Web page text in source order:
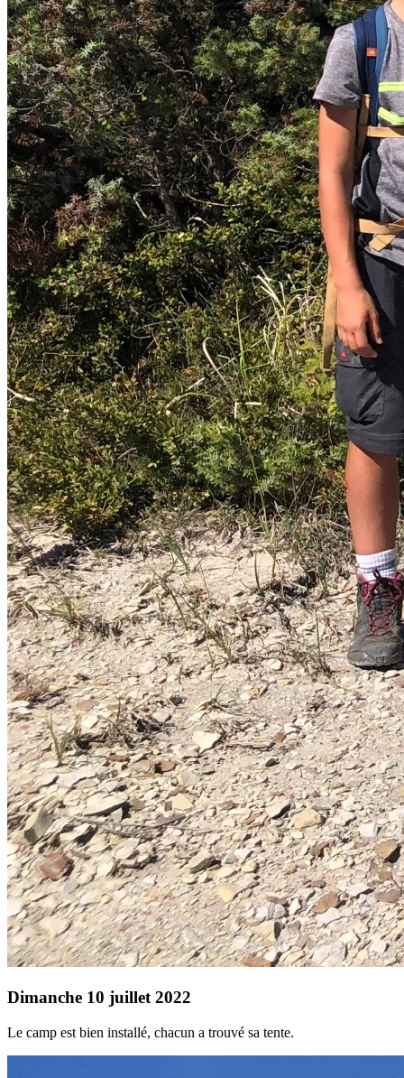
Dimanche 10 juillet 2022
Le camp est bien installé, chacun a trouvé sa tente.